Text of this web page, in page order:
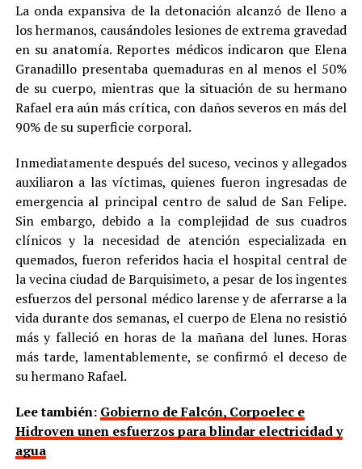
La onda expansiva de la detonación alcanzó de lleno a
los hermanos, causándoles lesiones de extrema gravedad
en su anatomía. Reportes médicos indicaron que Elena
Granadillo presentaba quemaduras en al menos el 50%
de su cuerpo, mientras que la situación de su hermano
Rafael era aún más crítica, con daños severos en más del
90% de su superficie corporal.
Inmediatamente después del suceso, vecinos y allegados
auxiliaron a las víctimas, quienes fueron ingresadas de
emergencia al principal centro de salud de San Felipe.
Sin embargo, debido a la complejidad de sus cuadros
clínicos y la necesidad de atención especializada en
quemados, fueron referidos hacia el hospital central de
la vecina ciudad de Barquisimeto, a pesar de los ingentes
esfuerzos del personal médico larense y de aferrarse a la
vida durante dos semanas, el cuerpo de Elena no resistió
más y falleció en horas de la mañana del lunes. Horas
más tarde, lamentablemente, se confirmó el deceso de
su hermano Rafael.
Lee también: Gobierno de Falcón, Corpoelec e
Hidroven unen esfuerzos para blindar electricidad y
agua